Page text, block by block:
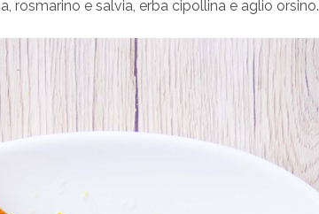
rosmarino e salvia, erba cipollina e aglio orsino.